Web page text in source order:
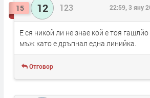
15 12 123 22:59, 3 яну
Е ся никой ли не знае кой е тоя
мъж като е дръпнал една линийка.
Отговор